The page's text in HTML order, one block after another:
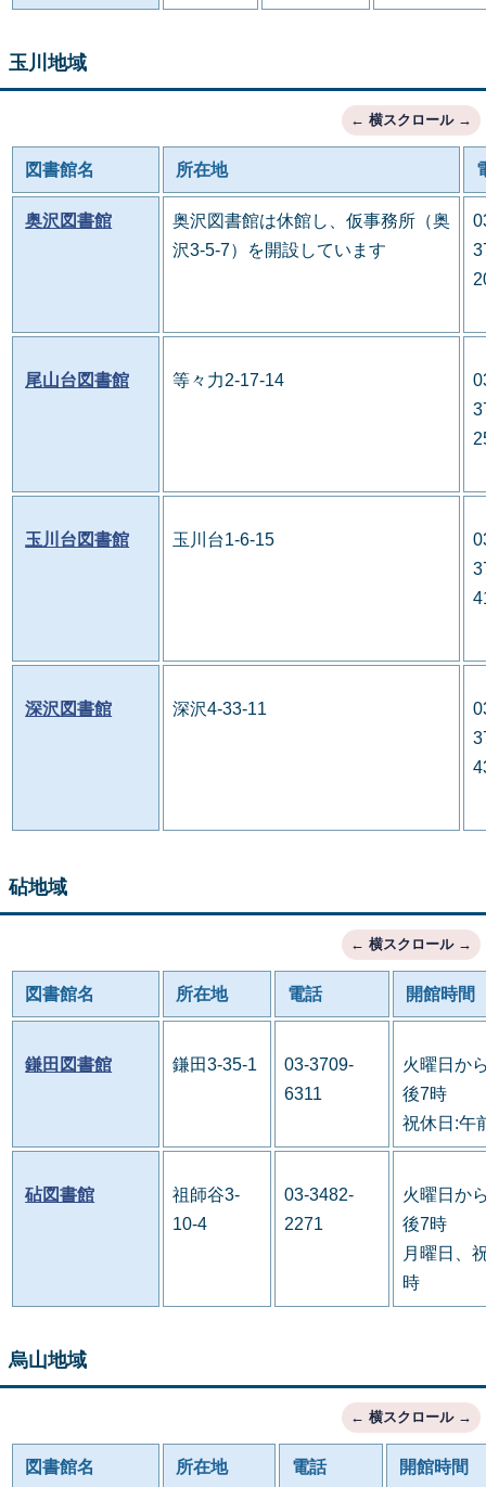
玉川地域
図書館名 所在地
奥沢図書館
奥沢図書館は休館し、仮事務所（奥
沢3-5-7）を開設しています
尾山台図書館 等々力2-17-14
玉川台図書館 玉川台1-6-15
深沢図書館 深沢4-33-11
砧地域
図書館名 所在地 電話 開館時間
鎌田図書館 鎌田3-35-1
03-3709-
6311
火曜日か
後7時
祝休日:午
砧図書館
祖師谷3-
10-4
03-3482-
2271
火曜日か
後7時
月曜日、
時
烏山地域
図書館名 所在地 電話 開館時間